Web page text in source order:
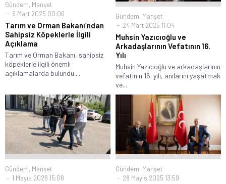
Gündem, Manşet
9 Mart 2025 00:06
Tarım ve Orman Bakanı’ndan
Sahipsiz Köpeklerle İlgili
Açıklama
Tarım ve Orman Bakanı, sahipsiz
köpeklerle ilgili önemli
açıklamalarda bulundu....
Gündem, Manşet
24 Mart 2025 11:04
Muhsin Yazıcıoğlu ve
Arkadaşlarının Vefatının 16.
Yılı
Muhsin Yazıcıoğlu ve arkadaşlarının
vefatının 16. yılı, anılarını yaşatmak
ve...
Gündem, Manşet
1 Mayıs 2026 15:06
Gündem, Manşet
28 Mayıs 2025 13:59